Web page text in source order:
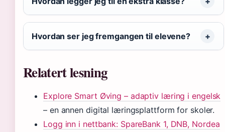
Hvordan ser jeg fremgangen til elevene?
Relatert lesning
Explore Smart Øving – adaptiv læring i engelsk
– en annen digital læringsplattform for skoler.
Logg inn i nettbank: SpareBank 1, DNB, Nordea